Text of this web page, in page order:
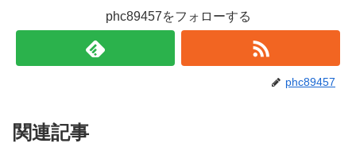
phc89457をフォローする
phc89457
関連記事